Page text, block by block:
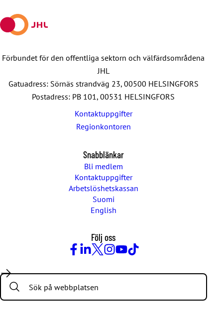
Förbundet för den offentliga sektorn och välfärdsområdena
JHL
Gatuadress: Sörnäs strandväg 23, 00500 HELSINGFORS
Postadress: PB 101, 00531 HELSINGFORS
Kontaktuppgifter
Regionkontoren
Snabblänkar
Bli medlem
Kontaktuppgifter
Arbetslöshetskassan
Suomi
English
Följ oss
Search: